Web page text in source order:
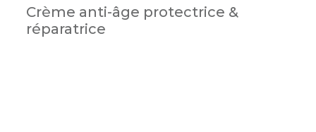
Crème anti-âge protectrice &
réparatrice